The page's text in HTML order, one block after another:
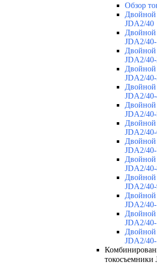
Обзор
Двойной
JDA2/40
Двойной
JDA2/40-
Двойной
JDA2/
Двойной
JDA2/
Двойной
JDA2/
Двойной
JDA2/
Двойной
JDA2/
Двойной
JDA2/
Двойной
JDA2/
Двойной
JDA2/
Двойной
JDA2/
Двойной
JDA2/40-
Двойной
JDA2/
токосъемники